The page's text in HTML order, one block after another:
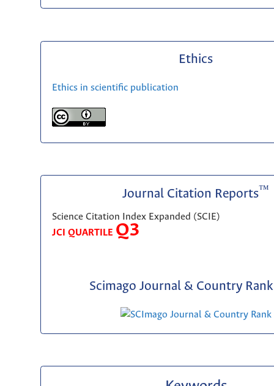
Ethics
Ethics in scientific publication
Journal Citation Reports™
Science Citation Index Expanded (SCIE)
JCI QUARTILE Q3
Scimago Journal & Country Rank